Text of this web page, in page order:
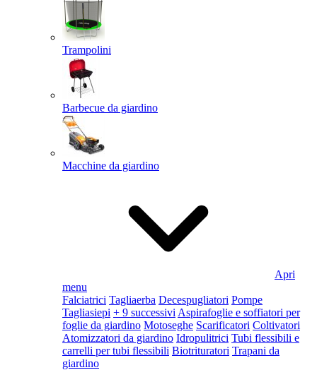
Trampolini
Barbecue da giardino
Macchine da giardino
Apri
menu
Falciatrici Tagliaerba Decespugliatori Pompe
Tagliasiepi + 9 successivi Aspirafoglie e soffiatori per
foglie da giardino Motoseghe Scarificatori Coltivatori
Atomizzatori da giardino Idropulitrici Tubi flessibili e
carrelli per tubi flessibili Biotrituratori Trapani da
giardino